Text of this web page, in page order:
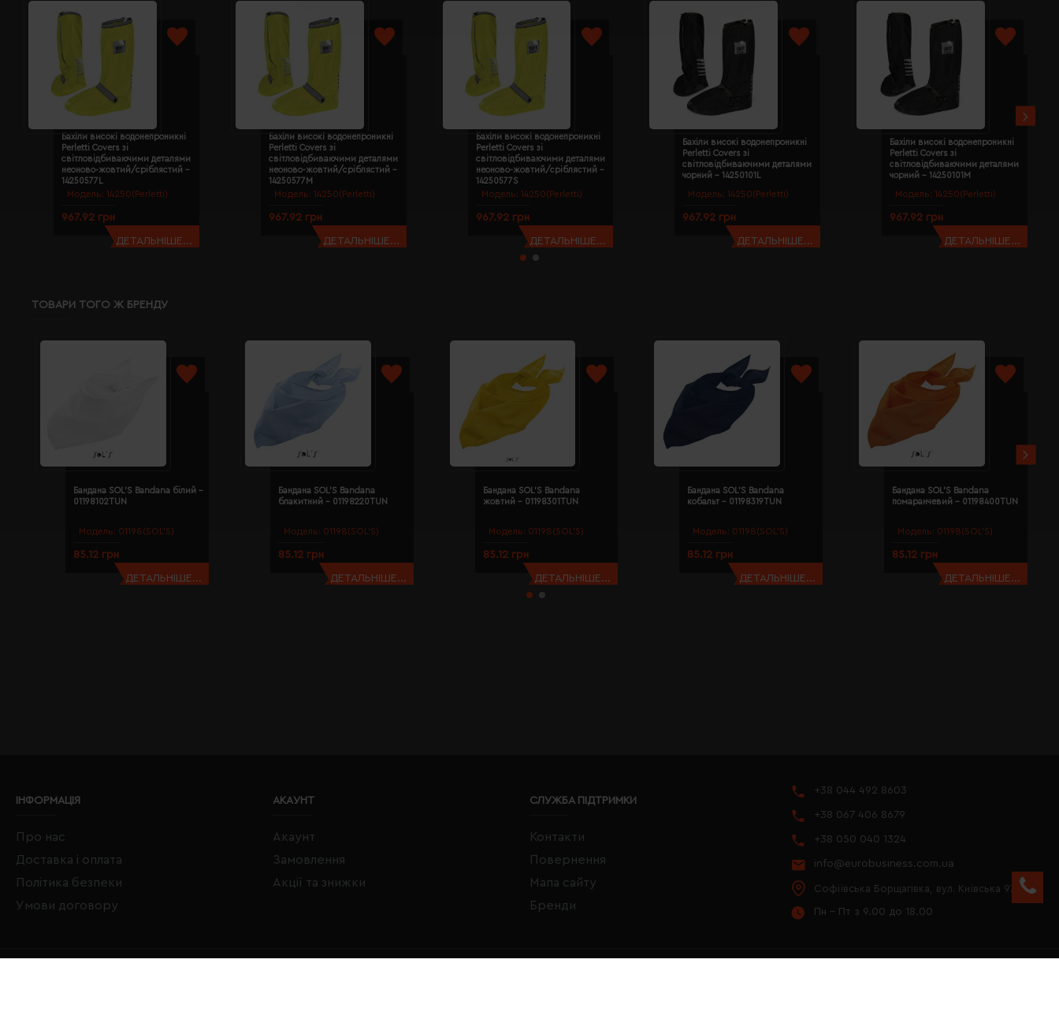
Модель: 14250(Perletti)
Бахіли високі водонепроникні
Perletti Covers зі
світловідбиваючими деталями
неоново-жовтий/сріблястий -
14250577L
967.92 грн
ДЕТАЛЬНІШЕ...
Модель: 14250(Perletti)
Бахіли високі водонепроникні
Perletti Covers зі
світловідбиваючими деталями
неоново-жовтий/сріблястий -
14250577M
967.92 грн
ДЕТАЛЬНІШЕ...
Модель: 14250(Perletti)
Бахіли високі водонепроникні
Perletti Covers зі
світловідбиваючими деталями
неоново-жовтий/сріблястий -
14250577S
967.92 грн
ДЕТАЛЬНІШЕ...
Модель: 14250(Perletti)
Бахіли високі водонепроникні
Perletti Covers зі
світловідбиваючими деталями
чорний - 14250101L
967.92 грн
ДЕТАЛЬНІШЕ...
Модель: 14250(Perletti)
Бахіли високі водонепроникні
Perletti Covers зі
світловідбиваючими деталями
чорний - 14250101M
967.92 грн
ДЕТАЛЬНІШЕ...
ТОВАРИ ТОГО Ж БРЕНДУ
Модель: 01198(SOL’S)
Бандана SOL'S Bandana білий -
01198102TUN
85.12 грн
ДЕТАЛЬНІШЕ...
Модель: 01198(SOL’S)
Бандана SOL'S Bandana
блакитний - 01198220TUN
85.12 грн
ДЕТАЛЬНІШЕ...
Модель: 01198(SOL’S)
Бандана SOL'S Bandana
жовтий - 01198301TUN
85.12 грн
ДЕТАЛЬНІШЕ...
Модель: 01198(SOL’S)
Бандана SOL'S Bandana
кобальт - 01198319TUN
85.12 грн
ДЕТАЛЬНІШЕ...
Модель: 01198(SOL’S)
Бандана SOL'S Bandana
помаранчевий - 01198400TUN
85.12 грн
ДЕТАЛЬНІШЕ...
ІНФОРМАЦІЯ
Про нас
Доставка і оплата
Політика безпеки
Умови договору
АКАУНТ
Акаунт
Замовлення
Акції та знижки
СЛУЖБА ПІДТРИМКИ
Контакти
Повернення
Мапа сайту
Бренди
+38 044 492 8603
+38 067 406 8679
+38 050 040 1324
info@eurobusiness.com.ua
Софіївська Борщагівка, вул. Київська 97
Пн - Пт з 9.00 до 18.00